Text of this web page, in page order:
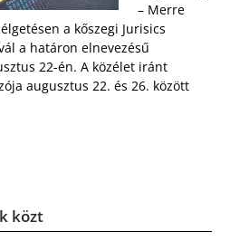
– Merre
a kőszegi Jurisics
a határon elnevezésű
22-én. A közélet iránt
augusztus 22. és 26. között
közt